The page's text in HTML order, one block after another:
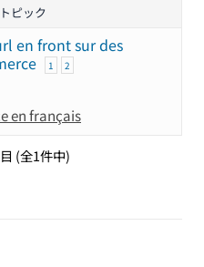
トピック
en front sur des
1 2
en français
(全1件中)